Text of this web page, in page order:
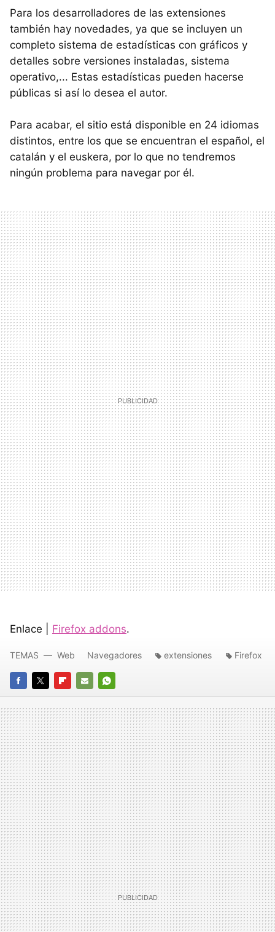
Para los desarrolladores de las extensiones
también hay novedades, ya que se incluyen un
completo sistema de estadísticas con gráficos y
detalles sobre versiones instaladas, sistema
operativo,... Estas estadísticas pueden hacerse
públicas si así lo desea el autor.
Para acabar, el sitio está disponible en 24 idiomas
distintos, entre los que se encuentran el español, el
catalán y el euskera, por lo que no tendremos
ningún problema para navegar por él.
Enlace | Firefox addons.
FACEBOOK
TWITTERFLIPBOARD
E-
MAIL
WHATSAPP
TEMAS Web Navegadores extensiones Firefox